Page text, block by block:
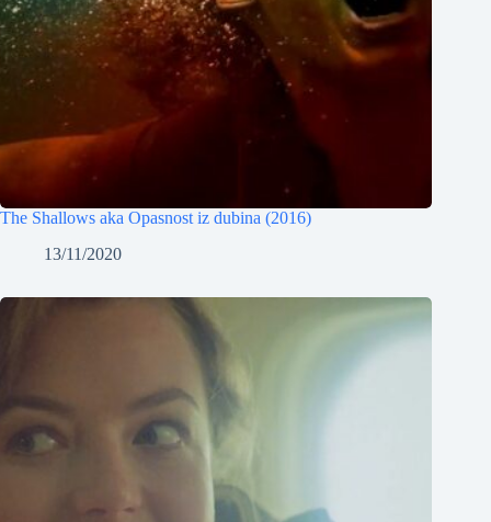
The Shallows aka Opasnost iz dubina (2016)
13/11/2020